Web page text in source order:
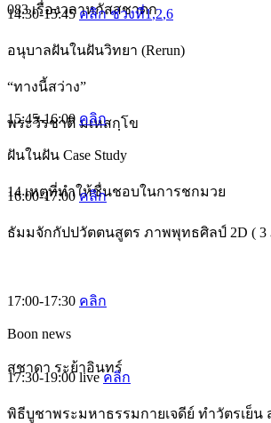
083 เรื่องวลาหกัสสชาดก
14:30-15:45คลิก ช่วงที่1,2,6
อนุบาลฝันในฝันวิทยา (Rerun)
“ทางนี้สว่าง”
พระวีรชาติ มเหสกฺโข
15:45-16:00 คลิก
ฝันในฝัน Case Study
14 เหตุที่ทำให้ชื่นชอบในการชกมวย
16:00-17:00 คลิก
ธัมมจักกัปปวัตตนสูตร ภาพพุทธศิลป์ 2D ( 3
17:00-17:30 คลิก
Boon news
สุชาดา ระย้าอินทร์
17:30-19:00live คลิก
พิธีบูชาพระมหาธรรมกายเจดีย์ ทำวัตรเย็